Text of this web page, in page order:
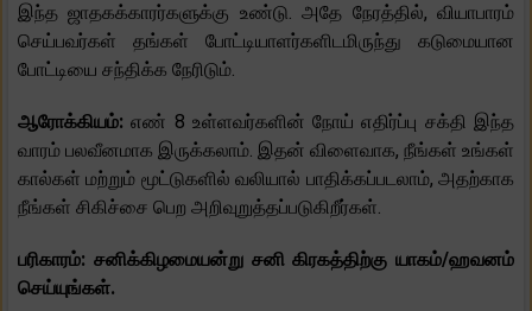
இந்த ஜாதகக்காரர்களுக்கு உண்டு. அதே நேரத்தில், வியாபாரம்
செய்பவர்கள் தங்கள் போட்டியாளர்களிடமிருந்து கடுமையான
போட்டியை சந்திக்க நேரிடும்.
ஆரோக்கியம்:எண் 8 உள்ளவர்களின் நோய் எதிர்ப்பு சக்தி இந்த
வாரம் பலவீனமாக இருக்கலாம். இதன் விளைவாக, நீங்கள் உங்கள்
கால்கள் மற்றும் மூட்டுகளில் வலியால் பாதிக்கப்படலாம், அதற்காக
நீங்கள் சிகிச்சை பெற அறிவுறுத்தப்படுகிறீர்கள்.
பரிகாரம்: சனிக்கிழமையன்று சனி கிரகத்திற்கு யாகம்/ஹவனம்
செய்யுங்கள்.